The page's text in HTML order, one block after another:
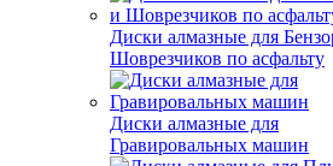
Диски алмазные для
Шоврезчиков по асфальту
Диски алмазные для
Гравировальных машин